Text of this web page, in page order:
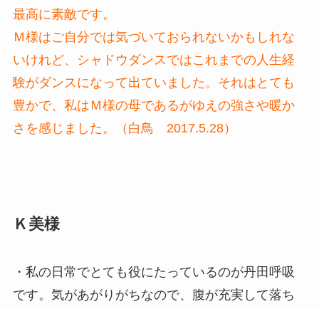
最高に素敵です。
Ｍ様はご自分では気づいておられないかもしれな
いけれど、シャドウダンスではこれまでの人生経
験がダンスになって出ていました。それはとても
豊かで、私はＭ様の母であるがゆえの強さや暖か
さを感じました。（白鳥 2017.5.28）
Ｋ美様
・私の日常でとても役にたっているのが丹田呼吸
です。気があがりがちなので、腹が充実して落ち